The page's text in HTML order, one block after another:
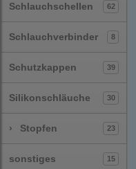
Schlauchschellen 62
Schlauchverbinder 8
Schutzkappen 39
Silikonschläuche 30
› Stopfen 23
sonstiges 15